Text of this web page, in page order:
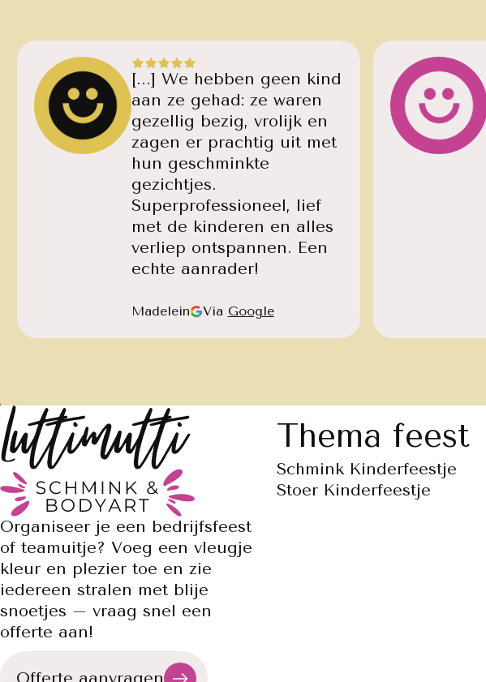
[...] We hebben geen kind
aan ze gehad: ze waren
gezellig bezig, vrolijk en
zagen er prachtig uit met
hun geschminkte
gezichtjes.
Superprofessioneel, lief
met de kinderen en alles
verliep ontspannen. Een
echte aanrader!
Madelein Via Google
Organiseer je een bedrijfsfeest
of teamuitje? Voeg een vleugje
kleur en plezier toe en zie
iedereen stralen met blije
snoetjes – vraag snel een
offerte aan!
Offerte aanvragen
Thema feest
Schmink Kinderfeestje
Stoer Kinderfeestje